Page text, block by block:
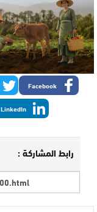
Facebook
LinkedIn
رابط المشاركة :